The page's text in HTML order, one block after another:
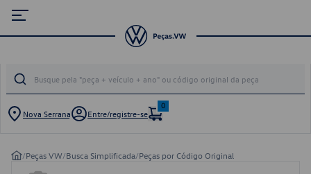
Nova Serrana Entre/registre-se
0
/Peças VW/Busca Simplificada/Peças por Código Original